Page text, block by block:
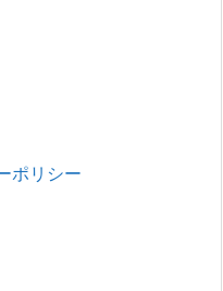
ポリシー